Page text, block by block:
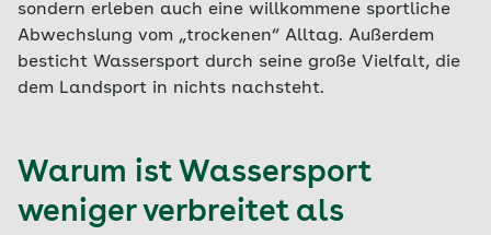
sondern erleben auch eine willkommene sportliche
Abwechslung vom „trockenen“ Alltag. Außerdem
besticht Wassersport durch seine große Vielfalt, die
dem Landsport in nichts nachsteht.
Warum ist Wassersport
weniger verbreitet als